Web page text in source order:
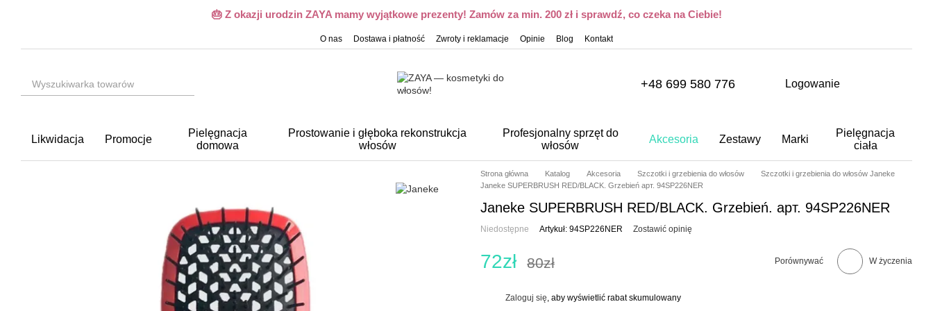
🎂 Z okazji urodzin ZAYA mamy wyjątkowe prezenty! Zamów za min. 200 zł i sprawdź, co czeka na Ciebie!
O nas Dostawa i płatność Zwroty i reklamacje Opinie Blog Kontakt
+48 699 580 776 Logowanie
Likwidacja Promocje
Pielęgnacja
domowa
Prostowanie i głęboka rekonstrukcja
włosów
Profesjonalny sprzęt do
włosów
Akcesoria Zestawy Marki
Pielęgnacja
ciała
Strona główna Katalog Akcesoria Szczotki i grzebienia do włosów
Szczotki i grzebienia do włosów Janeke
Janeke SUPERBRUSH RED/BLACK. Grzebień арт. 94SP226NER
Janeke SUPERBRUSH RED/BLACK. Grzebień. арт. 94SP226NER
Niedostępne Artykuł: 94SP226NER Zostawić opinię
72zł 80zł Porównywać W życzenia
Zaloguj się , aby wyświetlić rabat skumulowany